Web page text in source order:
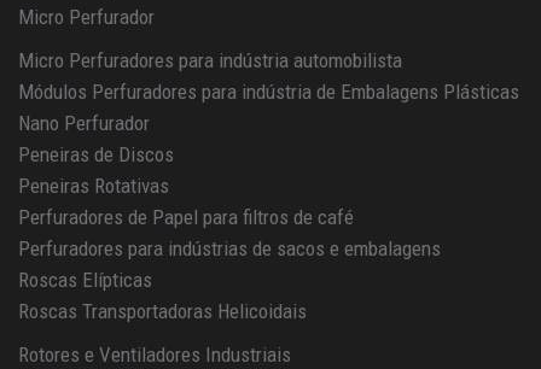
Micro Perfurador
Micro Perfuradores para indústria automobilista
Módulos Perfuradores para indústria de Embalagens Plásticas
Nano Perfurador
Peneiras de Discos
Peneiras Rotativas
Perfuradores de Papel para filtros de café
Perfuradores para indústrias de sacos e embalagens
Roscas Elípticas
Roscas Transportadoras Helicoidais
Rotores e Ventiladores Industriais